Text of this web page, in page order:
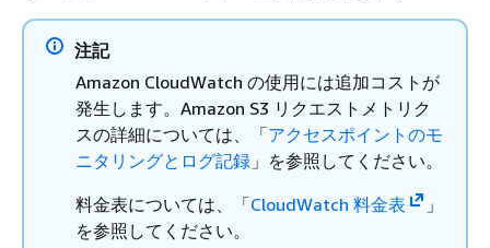
注記
Amazon CloudWatch の使用には追加コストが
発生します。Amazon S3 リクエストメトリク
スの詳細については、「アクセスポイントのモ
ニタリングとログ記録 」を参照してください。
料金表については、「CloudWatch 料金表
」
を参照してください。